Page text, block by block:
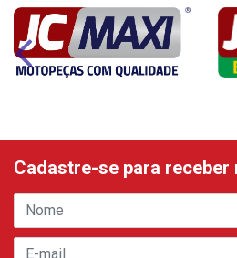
Cadastre-se para